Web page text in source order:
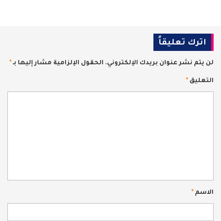
اترك تعليقاً
لن يتم نشر عنوان بريدك الإلكتروني. الحقول الإلزامية مشار إليها بـ *
التعليق *
الاسم *